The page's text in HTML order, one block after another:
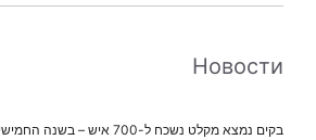
Новости
בקים נמצא מקלט נשכח ל-700